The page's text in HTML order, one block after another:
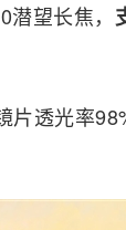
潜望长焦，
透光率